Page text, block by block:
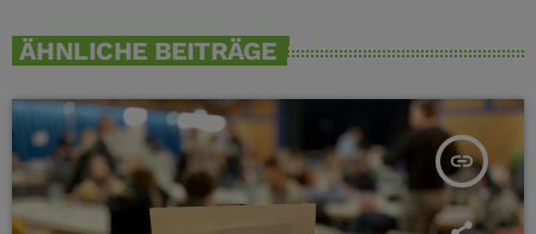
ÄHNLICHE BEITRÄGE
insert_link